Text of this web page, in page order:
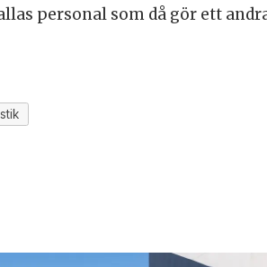
personal som då gör ett